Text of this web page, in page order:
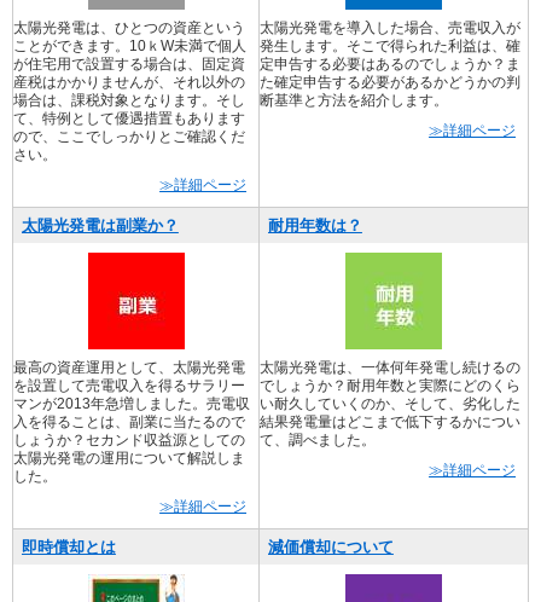
太陽光発電は、ひとつの資産という
ことができます。10ｋW未満で個人
が住宅用で設置する場合は、固定資
産税はかかりませんが、それ以外の
場合は、課税対象となります。そし
て、特例として優遇措置もあります
ので、ここでしっかりとご確認くだ
さい。
≫詳細ページ
太陽光発電を導入した場合、売電収入が
発生します。そこで得られた利益は、確
定申告する必要はあるのでしょうか？ま
た確定申告する必要があるかどうかの判
断基準と方法を紹介します。
≫詳細ページ
太陽光発電は副業か？
最高の資産運用として、太陽光発電
を設置して売電収入を得るサラリー
マンが2013年急増しました。売電収
入を得ることは、副業に当たるので
しょうか？セカンド収益源としての
太陽光発電の運用について解説しま
した。
≫詳細ページ
耐用年数は？
太陽光発電は、一体何年発電し続けるの
でしょうか？耐用年数と実際にどのくら
い耐久していくのか、そして、劣化した
結果発電量はどこまで低下するかについ
て、調べました。
≫詳細ページ
即時償却とは 減価償却について